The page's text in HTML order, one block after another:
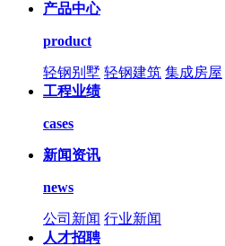
产品中心
product
轻钢别墅 轻钢建筑 集成房屋
工程业绩
cases
新闻资讯
news
公司新闻 行业新闻
人才招聘